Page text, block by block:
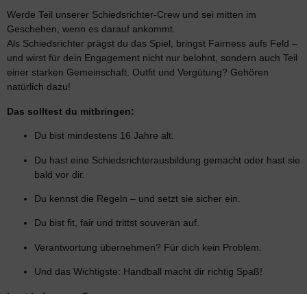
Werde Teil unserer Schiedsrichter-Crew und sei mitten im
Geschehen, wenn es darauf ankommt.
Als Schiedsrichter prägst du das Spiel, bringst Fairness aufs Feld –
und wirst für dein Engagement nicht nur belohnt, sondern auch Teil
einer starken Gemeinschaft. Outfit und Vergütung? Gehören
natürlich dazu!
Das solltest du mitbringen:
Du bist mindestens 16 Jahre alt.
Du hast eine Schiedsrichterausbildung gemacht oder hast sie
bald vor dir.
Du kennst die Regeln – und setzt sie sicher ein.
Du bist fit, fair und trittst souverän auf.
Verantwortung übernehmen? Für dich kein Problem.
Und das Wichtigste: Handball macht dir richtig Spaß!